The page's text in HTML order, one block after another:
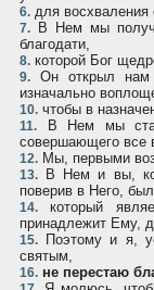
6. для
7. В Нем мы
благодати,
8. которой Бог
9. Он открыл нам
изначально
10. чтобы в
11. В Нем мы
совершающего все
12. Мы, первыми
13. В Нем и вы,
поверив в Него,
14. который
принадлежит Ему,
15. Поэтому и я,
святым,
16. не перестаю